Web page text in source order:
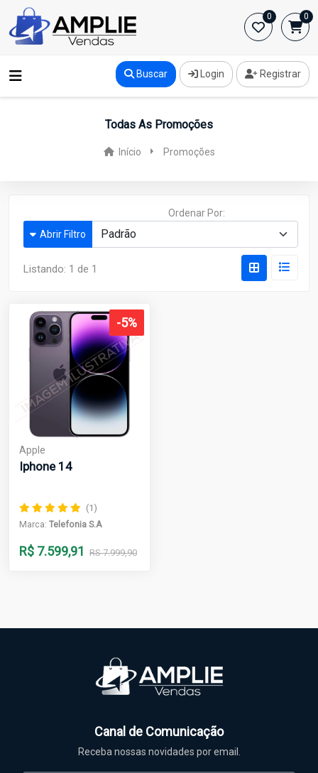
0 0
Buscar Login Registrar
Todas As Promoções
Início Promoções
Ordenar Por:
Abrir Filtro
Listando: 1 de 1
-5%
Apple
Iphone 14
(1)
Marca: Telefonia S.A
R$ 7.599,91 RS 7.999,90
Canal de Comunicação
Receba nossas novidades por email.